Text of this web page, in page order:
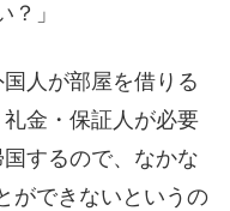
」
人が部屋を借りる
金・保証人が必要
するので、なかな
ができないというの